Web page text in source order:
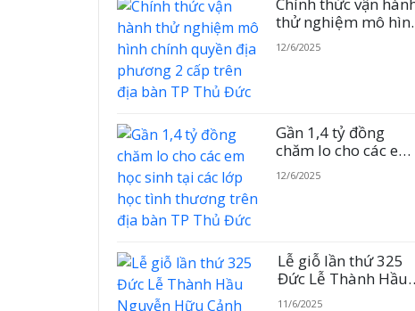
thử nghiệm mô
chính quyền địa
phương 2 cấp trên
12/6/2025
Gần 1,4 tỷ đồng
chăm lo cho các em
học sinh tại các lớp
học tình thương
12/6/2025
Lễ giỗ lần thứ 325
Đức Lễ Thành Hầu
Nguyễn Hữu Cảnh
11/6/2025